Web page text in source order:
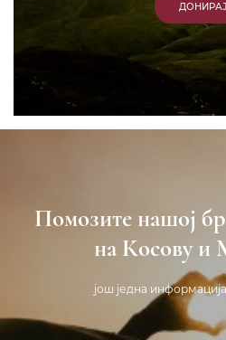
ДОНИРАЈ
Помозите нашој
на Косову и
још једна